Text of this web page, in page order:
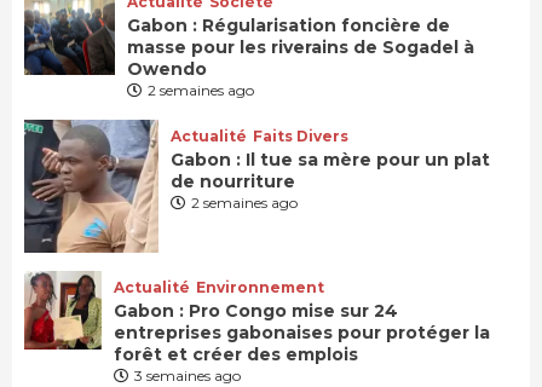
Gabon : Régularisation foncière de
masse pour les riverains de Sogadel à
Owendo
2 semaines ago
Actualité Faits Divers
Gabon : Il tue sa mère pour un plat
de nourriture
2 semaines ago
Actualité Environnement
Gabon : Pro Congo mise sur 24
entreprises gabonaises pour protéger la
forêt et créer des emplois
3 semaines ago